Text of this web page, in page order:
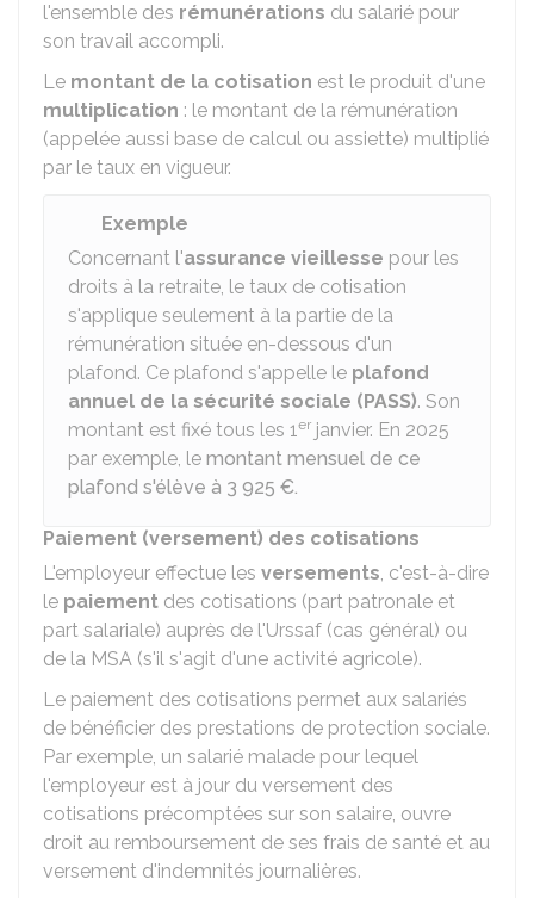
l'ensemble des rémunérations du salarié pour
son travail accompli.
Le montant de la cotisation est le produit d'une
multiplication : le montant de la rémunération
(appelée aussi base de calcul ou assiette) multiplié
par le taux en vigueur.
Exemple
Concernant l'assurance vieillesse pour les
droits à la retraite, le taux de cotisation
s'applique seulement à la partie de la
rémunération située en-dessous d'un
plafond. Ce plafond s'appelle le plafond
annuel de la sécurité sociale (PASS). Son
montant est fixé tous les 1er janvier. En 2025
par exemple, le montant mensuel de ce
plafond s'élève à 3 925 €.
Paiement (versement) des cotisations
L'employeur effectue les versements, c'est-à-dire
le paiement des cotisations (part patronale et
part salariale) auprès de l'Urssaf (cas général) ou
de la MSA (s'il s'agit d'une activité agricole).
Le paiement des cotisations permet aux salariés
de bénéficier des prestations de protection sociale.
Par exemple, un salarié malade pour lequel
l'employeur est à jour du versement des
cotisations précomptées sur son salaire, ouvre
droit au remboursement de ses frais de santé et au
versement d'indemnités journalières.